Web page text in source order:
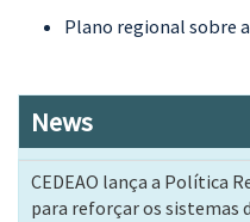
Plano regional sobre
News
CEDEAO lança a Política
para reforçar os sistemas